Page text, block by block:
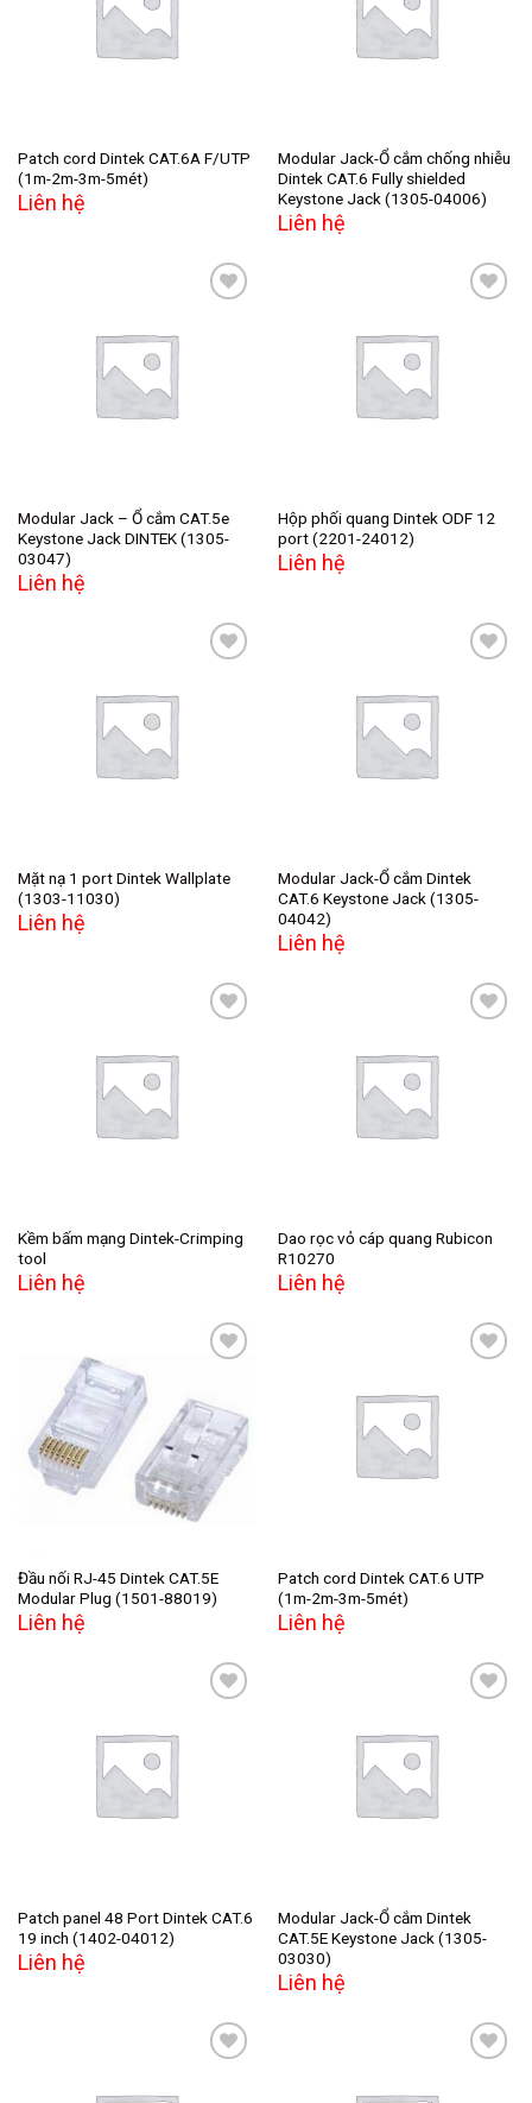
Patch cord Dintek CAT.6A F/UTP
(1m-2m-3m-5mét)
Liên hệ
Modular Jack-Ổ cắm chống nhiễu
Dintek CAT.6 Fully shielded
Keystone Jack (1305-04006)
Liên hệ
Modular Jack – Ổ cắm CAT.5e
Keystone Jack DINTEK (1305-
03047)
Liên hệ
Hộp phối quang Dintek ODF 12
port (2201-24012)
Liên hệ
Mặt nạ 1 port Dintek Wallplate
(1303-11030)
Liên hệ
Modular Jack-Ổ cắm Dintek
CAT.6 Keystone Jack (1305-
04042)
Liên hệ
Kềm bấm mạng Dintek-Crimping
tool
Liên hệ
Dao rọc vỏ cáp quang Rubicon
R10270
Liên hệ
Add to
wishlist
Đầu nối RJ-45 Dintek CAT.5E
Modular Plug (1501-88019)
Liên hệ
Patch cord Dintek CAT.6 UTP
(1m-2m-3m-5mét)
Liên hệ
Patch panel 48 Port Dintek CAT.6
19 inch (1402-04012)
Liên hệ
Modular Jack-Ổ cắm Dintek
CAT.5E Keystone Jack (1305-
03030)
Liên hệ